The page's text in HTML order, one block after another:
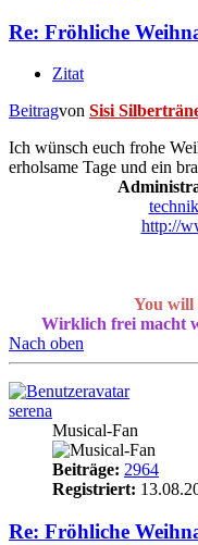
Re: Fröhliche
Zitat
Beitragvon Sisi
Ich wünsch euch frohe
erholsame Tage und ein
http://
You will
Wirklich frei macht
Nach oben
serena
Musical-Fan
Beiträge: 2964
Registriert:
Re: Fröhliche